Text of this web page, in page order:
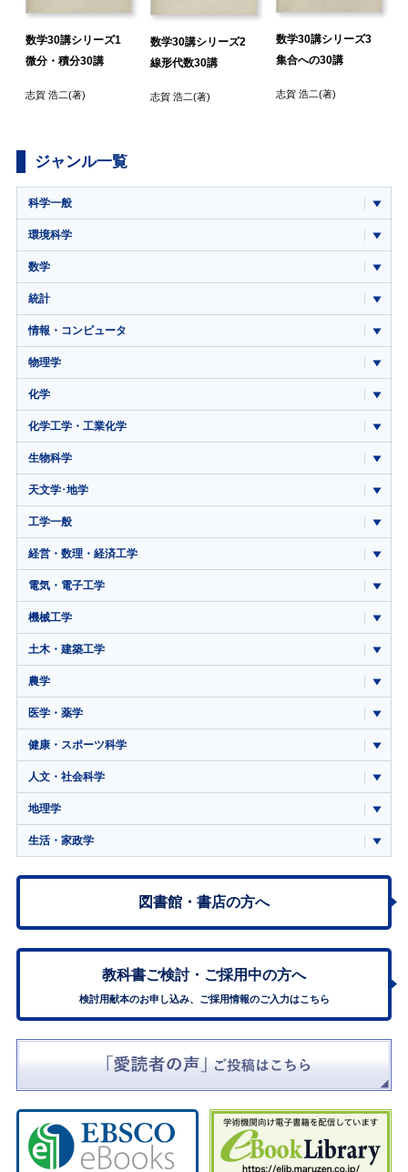
数学30講シリーズ1
微分・積分30講
志賀 浩二(著)
数学30講シリーズ2
線形代数30講
志賀 浩二(著)
数学30講シリーズ3
集合への30講
志賀 浩二(著)
ジャンル一覧
科学一般
環境科学
数学
統計
情報・コンピュータ
物理学
化学
化学工学・工業化学
生物科学
天文学･地学
工学一般
経営・数理・経済工学
電気・電子工学
機械工学
土木・建築工学
農学
医学・薬学
健康・スポーツ科学
人文・社会科学
地理学
生活・家政学
図書館・書店の方へ
教科書ご検討・ ご採用中の方へ
検討用献本のお申し込み、ご採用情報のご入力はこちら